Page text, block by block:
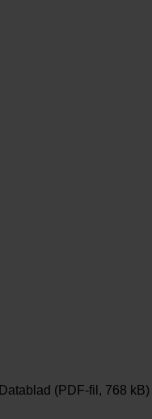
Datablad (PDF-fil, 768 kB)